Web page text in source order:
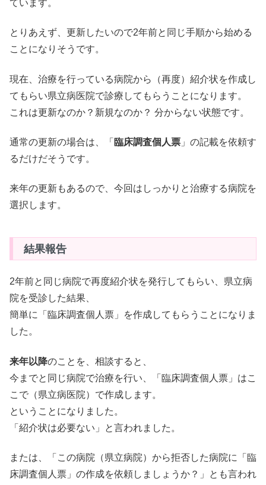
ています。
とりあえず、更新したいので2年前と同じ手順から始める
ことになりそうです。
現在、治療を行っている病院から（再度）紹介状を作成し
てもらい県立病医院で診療してもらうことになります。
これは更新なのか？新規なのか？ 分からない状態です。
通常の更新の場合は、「 臨床調査個人票 」の記載を依頼す
るだけだそうです。
来年の更新もあるので、今回はしっかりと治療する病院を
選択します。
結果報告
2年前と同じ病院で再度紹介状を発行してもらい、県立病
院を受診した結果、
簡単に「臨床調査個人票」を作成してもらうことになりま
した。
来年以降のことを、相談すると、
今までと同じ病院で治療を行い、「臨床調査個人票」はこ
こで（県立病医院）で作成します。
ということになりました。
「紹介状は必要ない」と言われました。
または、「この病院（県立病院）から拒否した病院に「臨
床調査個人票」の作成を依頼しましょうか？」とも言われ